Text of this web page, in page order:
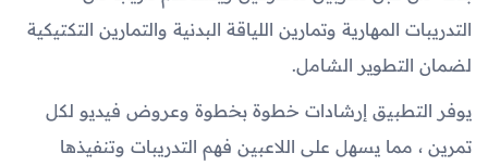
التدريبات المهارية وتمارين اللياقة البدنية والتمارين التكتيكية
لضمان التطوير الشامل.
يوفر التطبيق إرشادات خطوة بخطوة وعروض فيديو لكل
تمرين ، مما يسهل على اللاعبين فهم التدريبات وتنفيذها